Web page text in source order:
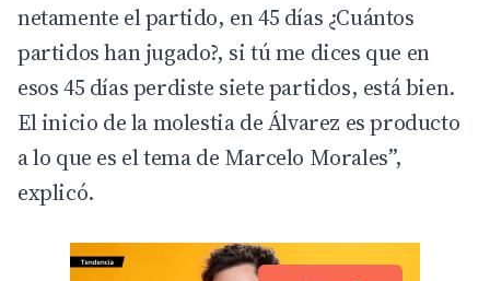
netamente el partido, en 45 días ¿Cuántos
partidos han jugado?, si tú me dices que en
esos 45 días perdiste siete partidos, está bien.
El inicio de la molestia de Álvarez es producto
a lo que es el tema de Marcelo Morales”,
explicó.